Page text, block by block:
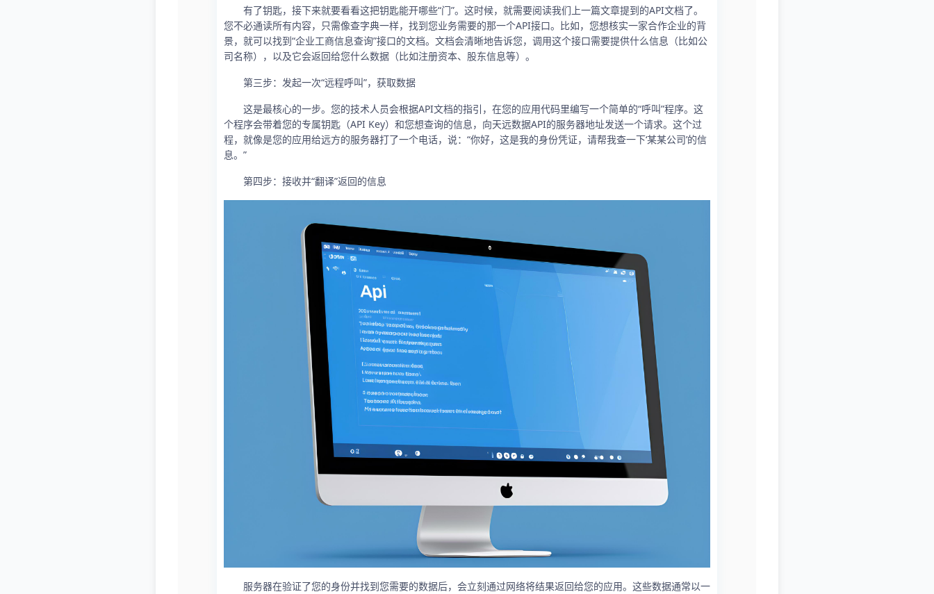
有了钥匙，接下来就要看看这把钥匙能开哪些“门”。这时候，就需要阅读我们上一篇文章提到的API文档了。
您不必通读所有内容，只需像查字典一样，找到您业务需要的那一个API接口。比如，您想核实一家合作企业的背
景，就可以找到“企业工商信息查询”接口的文档。文档会清晰地告诉您，调用这个接口需要提供什么信息（比如公
司名称），以及它会返回给您什么数据（比如注册资本、股东信息等）。
第三步：发起一次“远程呼叫”，获取数据
这是最核心的一步。您的技术人员会根据API文档的指引，在您的应用代码里编写一个简单的“呼叫”程序。这
个程序会带着您的专属钥匙（API Key）和您想查询的信息，向天远数据API的服务器地址发送一个请求。这个过
程，就像是您的应用给远方的服务器打了一个电话，说：“你好，这是我的身份凭证，请帮我查一下‘某某公司’的信
息。”
第四步：接收并“翻译”返回的信息
服务器在验证了您的身份并找到您需要的数据后，会立刻通过网络将结果返回给您的应用。这些数据通常以一